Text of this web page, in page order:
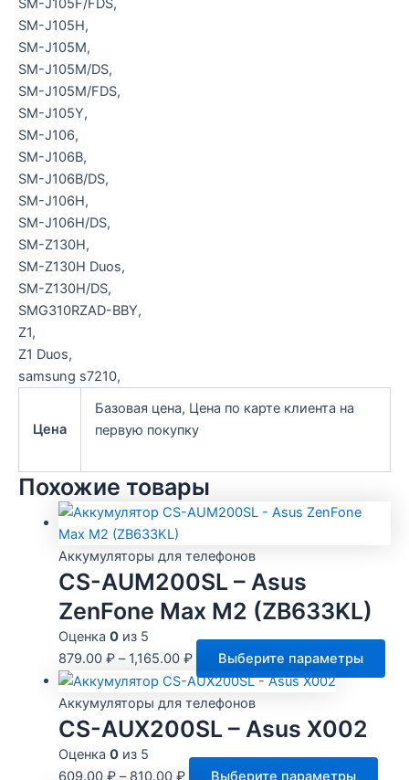
SM-J105F/FDS,
SM-J105H,
SM-J105M,
SM-J105M/DS,
SM-J105M/FDS,
SM-J105Y,
SM-J106,
SM-J106B,
SM-J106B/DS,
SM-J106H,
SM-J106H/DS,
SM-Z130H,
SM-Z130H Duos,
SM-Z130H/DS,
SMG310RZAD-BBY,
Z1,
Z1 Duos,
samsung s7210,
Цена
Базовая цена, Цена по карте клиента на
первую покупку
Похожие товары
Аккумуляторы для телефонов
CS-AUM200SL – Asus
ZenFone Max M2 (ZB633KL)
Оценка 0из 5
879.00 ₽–1,165.00 ₽ Выберите параметры
Аккумуляторы для телефонов
CS-AUX200SL – Asus X002
Оценка 0из 5
609.00 ₽– 810.00 ₽ Выберите параметры